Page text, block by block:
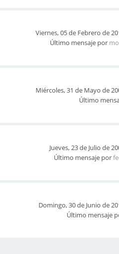
Viernes, 05 de Febrero de
Último mensaje por
Miércoles, 31 de Mayo de
Último
Jueves, 23 de Julio de
Último mensaje por
Domingo, 30 de Junio de
Último mensaje